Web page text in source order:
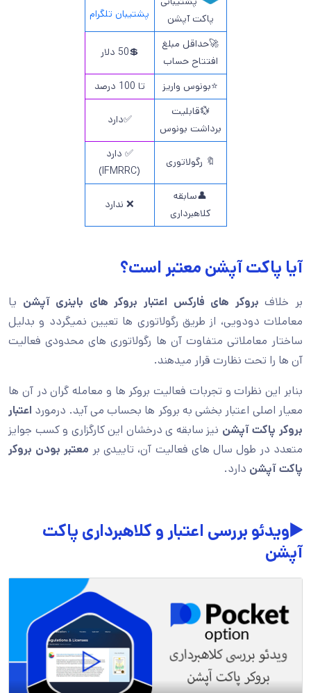
پاکت آپشن
پشتیبان تلگرام
🚀حداقل مبلغ
افتتاح حساب
💲50 دلار
⭐بونوس واریز
تا 100 درصد
💱قابلیت
برداشت بونوس
✅دارد
🔖 رگولاتوری
✅ دارد
(IFMRRC)
👤سابقه
کلاهبرداری
❌ ندارد
آیا پاکت آپشن معتبر است؟
بر خلاف بروکر های فارکس اعتبار بروکر های باینری آپشن یا
معاملات دودویی، از طریق رگولاتوری ها تعیین نمیگردد و بدلیل
ساختار معاملاتی متفاوت آن ها رگولاتوری های محدودی فعالیت
آن ها را تحت نظارت قرار میدهند.
بنابر این نظرات و تجربات فعالیت بروکر ها و معامله گران در آن ها
معیار اصلی اعتبار بخشی به بروکر ها بحساب می آید. درمورد اعتبار
بروکر پاکت آپشن نیز سابقه ی درخشان این کارگزاری و کسب جوایز
متعدد در طول سال های فعالیت آن، تاییدی بر معتبر بودن بروکر
پاکت آپشن دارد.
▶️ویدئو بررسی اعتبار و کلاهبرداری پاکت
آپشن